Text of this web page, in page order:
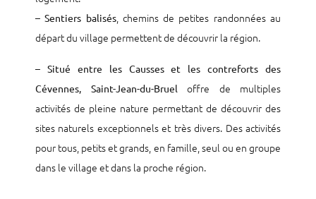
–Sentiers balisés, chemins de petites randonnées au
départ du village permettent de découvrir la région.
– Situé entre les Causses et les contreforts des
Cévennes, Saint-Jean-du-Bruel offre de multiples
activités de pleine nature permettant de découvrir des
sites naturels exceptionnels et très divers. Des activités
pour tous, petits et grands, en famille, seul ou en groupe
dans le village et dans la proche région.